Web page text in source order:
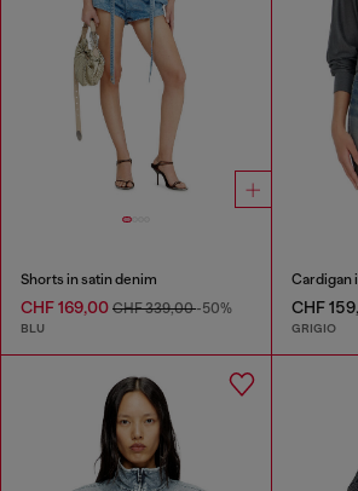
Shorts in satin denim
CHF 169,00 CHF 339,00-50%
BLU
CHF
GRIGIO